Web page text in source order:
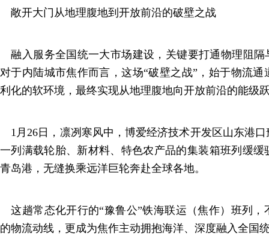
敞开大门从地理腹地到开放前沿的破壁之战
融入服务全国统一大市场建设，关键要打通物理阻隔
对于内陆城市焦作而言，这场“破壁之战”，始于物流
利化的软环境，最终实现从地理腹地向开放前沿的能级
1月26日，凛冽寒风中，博爱经济技术开发区山东港
一列满载轮胎、新材料、特色农产品的集装箱班列缓
青岛港，无缝换乘远洋巨轮奔赴全球各地。
这趟常态化开行的“豫鲁公”铁海联运（焦作）班列，
的物流动线，更成为焦作主动拥抱海洋、深度融入全国